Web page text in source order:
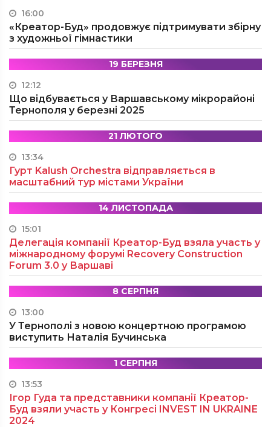
16:00
«Креатор-Буд» продовжує підтримувати збірну
з художньої гімнастики
19 БЕРЕЗНЯ
12:12
Що відбувається у Варшавському мікрорайоні
Тернополя у березні 2025
21 ЛЮТОГО
13:34
Гурт Kalush Orchestra відправляється в
масштабний тур містами України
14 ЛИСТОПАДА
15:01
Делегація компанії Креатор-Буд взяла участь у
міжнародному форумі Recovery Construction
Forum 3.0 у Варшаві
8 СЕРПНЯ
13:00
У Тернополі з новою концертною програмою
виступить Наталія Бучинська
1 СЕРПНЯ
13:53
Ігор Гуда та представники компанії Креатор-
Буд взяли участь у Конгресі INVEST IN UKRAINE
2024